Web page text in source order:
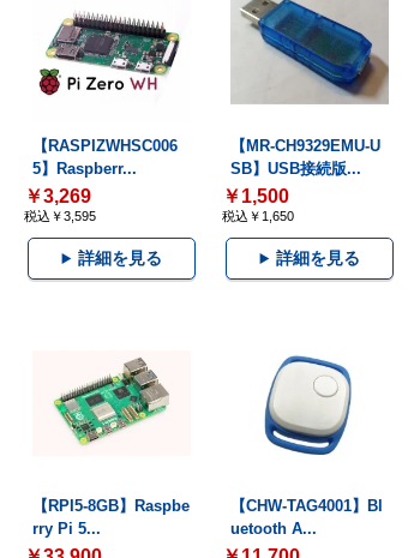
【RASPIZWHSC006
5】Raspberr...
￥3,269
税込￥3,595
詳細を見る
【MR-CH9329EMU-U
SB】USB接続版...
￥1,500
税込￥1,650
詳細を見る
【RPI5-8GB】Raspbe
rry Pi 5...
【CHW-TAG4001】Bl
uetooth A...